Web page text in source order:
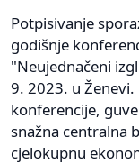
Potpisivanje
godišnje
"Neujednačeni
9. 2023. u Ženevi.
konferencije,
snažna centralna
cjelokupnu